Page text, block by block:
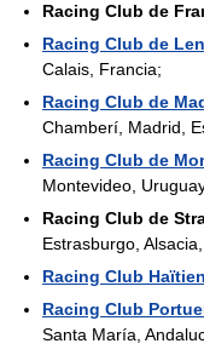
Racing Club de
Racing Club de
Calais, Francia;
Racing Club de
Chamberí, Madrid,
Racing Club de
Montevideo,
Racing Club de
Estrasburgo,
Racing Club Haïtien
Racing Club
Santa María,